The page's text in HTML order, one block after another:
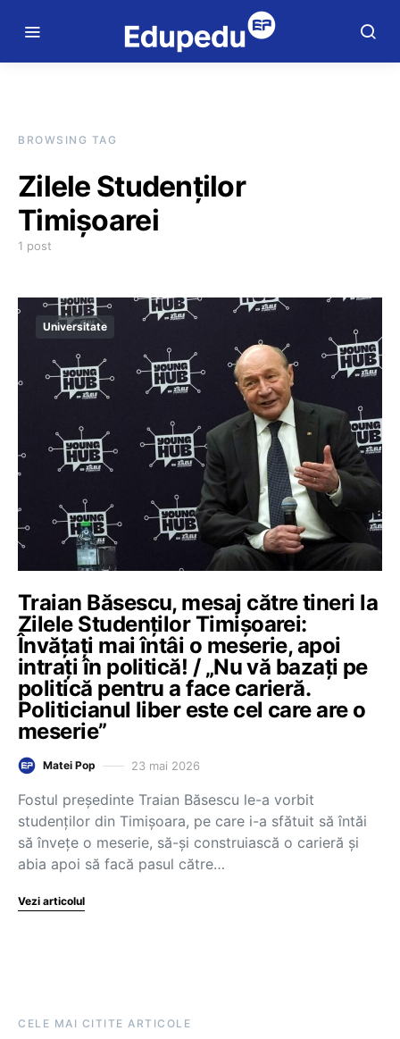
BROWSING TAG
Zilele Studenţilor
Timişoarei
1 post
Universitate
Traian Băsescu, mesaj către tineri la
Zilele Studenţilor Timişoarei:
Învăţaţi mai întâi o meserie, apoi
intraţi în politică! / „Nu vă bazaţi pe
politică pentru a face carieră.
Politicianul liber este cel care are o
meserie”
Matei Pop 23 mai 2026
Fostul președinte Traian Băsescu le-a vorbit
studenților din Timișoara, pe care i-a sfătuit să întăi
să învețe o meserie, să-și construiască o carieră și
abia apoi să facă pasul către…
Vezi articolul
CELE MAI CITITE ARTICOLE